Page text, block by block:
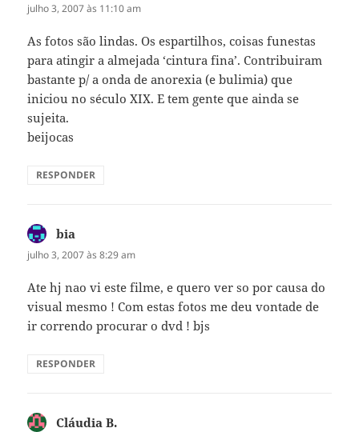
julho 3, 2007 às 11:10 am
As fotos são lindas. Os espartilhos, coisas funestas
para atingir a almejada ‘cintura fina’. Contribuiram
bastante p/ a onda de anorexia (e bulimia) que
iniciou no século XIX. E tem gente que ainda se
sujeita.
beijocas
RESPONDER
bia
julho 3, 2007 às 8:29 am
Ate hj nao vi este filme, e quero ver so por causa do
visual mesmo ! Com estas fotos me deu vontade de
ir correndo procurar o dvd ! bjs
RESPONDER
Cláudia B.